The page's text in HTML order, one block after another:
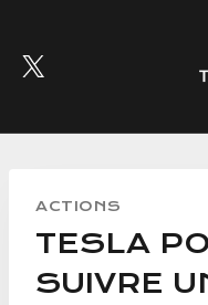
content
ACTIONS
TESLA
SUIVRE